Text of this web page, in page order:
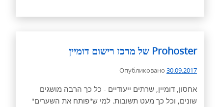
Prohoster של מרכז רישום דומיין
Опубликовано 30.09.2017
אחסון, דומיין, שרתים ייעודיים - כל כך הרבה מושגים
שונים, וכל כך מעט תשובות. למי ש"פותח את השערים"